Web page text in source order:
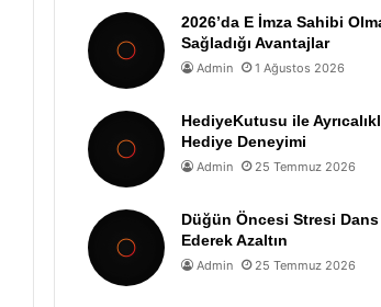
2026’da E İmza Sahibi
Sağladığı Avantajlar
Admin 1 Ağustos 2026
HediyeKutusu ile
Hediye Deneyimi
Admin 25 Temmuz 2026
Düğün Öncesi Stresi Dans
Ederek Azaltın
Admin 25 Temmuz 2026